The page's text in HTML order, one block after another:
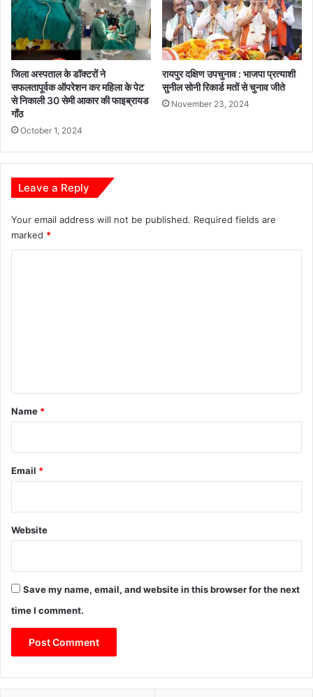
चा
न
ली
मि
ल
न
स
मा
रो
ह
ह
ल्ला
स
थ
सं
प
जिला अस्पताल के डॉक्टरों ने
सफलतापूर्वक ऑपरेशन कर महिला के पेट
से निकाली 30 सेमी आकार की फाइब्रायड
गाँठ
October 1, 2024
रायपुर दक्षिण उपचुनाव : भाजपा प्रत्याशी
सुनील सोनी रिकार्ड मतों से चुनाव जीते
November 23, 2024
Leave a Reply
Your email address will not be published. Required fields are
marked *
*
Name *
Email *
Website
Save my name, email, and website in this browser for the next
time I comment.